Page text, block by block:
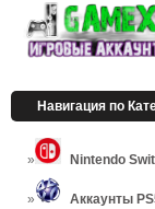
Навигация по
Nintendo
Аккаунты